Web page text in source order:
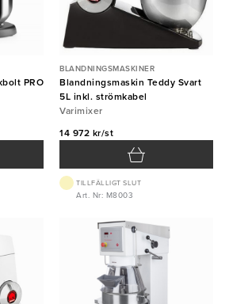
PRO
BLANDNINGSMASKINER
Blandningsmaskin Teddy Svart
5L inkl. strömkabel
Varimixer
14 972 kr/st
TILLFÄLLIGT SLUT
Art. Nr: M8003